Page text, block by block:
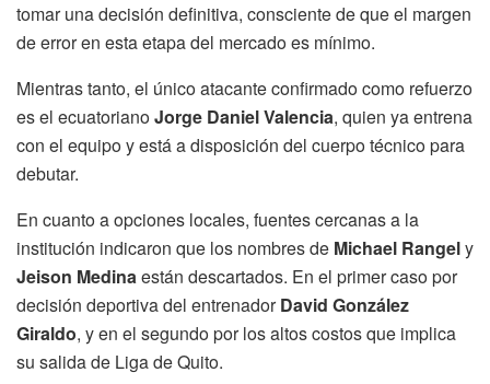
tomar una decisión definitiva, consciente de que el margen
de error en esta etapa del mercado es mínimo.
Mientras tanto, el único atacante confirmado como refuerzo
es el ecuatorianoJorge Daniel Valencia, quien ya entrena
con el equipo y está a disposición del cuerpo técnico para
debutar.
En cuanto a opciones locales, fuentes cercanas a la
institución indicaron que los nombres de Michael Rangely
Jeison Medinaestán descartados. En el primer caso por
decisión deportiva del entrenadorDavid González
Giraldo, y en el segundo por los altos costos que implica
su salida de Liga de Quito.